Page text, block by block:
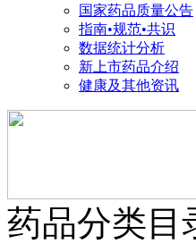
国家药品质量公告
指南•规范•共识
数据统计分析
新上市药品介绍
健康及其他资讯
药品分类目